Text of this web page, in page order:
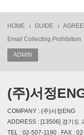
HOME GUIDE
Email Collecting Prohibition
ADMIN
(주)서정
COMPANY : (주)서정ENG
ADDRESS : [13506] 경기도
TEL : 02-507-1190 , FAX :